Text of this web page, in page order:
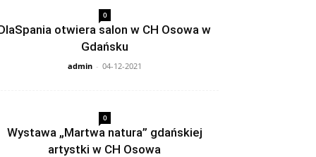
0
otwiera salon w CH Osowa w
Gdańsku
admin - 04-12-2021
0
Wystawa „Martwa natura” gdańskiej
artystki w CH Osowa